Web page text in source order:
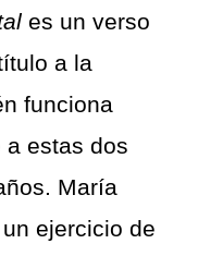
es un verso
a la
funciona
a estas dos
María
ejercicio de